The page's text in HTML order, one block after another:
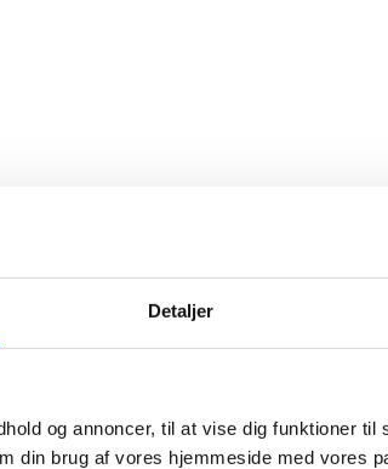
Detaljer
og annoncer, til at vise dig funktioner til
din brug af vores hjemmeside med vores